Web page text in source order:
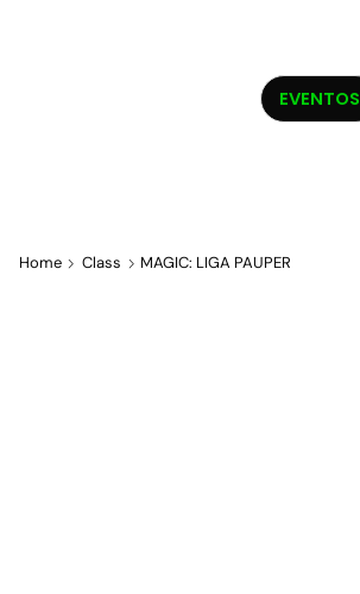
EVENTOS
Home Class MAGIC: LIGA PAUPER